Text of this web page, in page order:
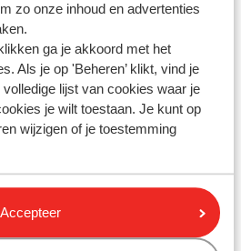
zo onze inhoud en advertenties
ga je akkoord met het
Als je op 'Beheren’ klikt, vind je
lijst van cookies waar je
je wilt toestaan. Je kunt op
wijzigen of je toestemming
Accepteer
nummer+3232590910. Je kunt
ook bellen, houd dan
18:00